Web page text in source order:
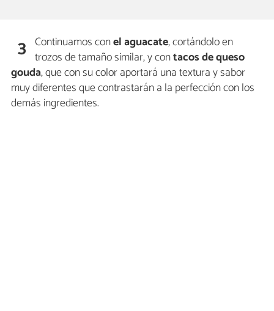
3 Continuamos conel aguacate, cortándolo en
trozos de tamaño similar, y contacos de queso
gouda, que con su color aportará una textura y sabor
muy diferentes que contrastarán a la perfección con los
demás ingredientes.